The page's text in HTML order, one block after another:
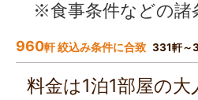
※食事条件などの諸
960軒 絞込み条件に合致 331軒～
料金は1泊1部屋の